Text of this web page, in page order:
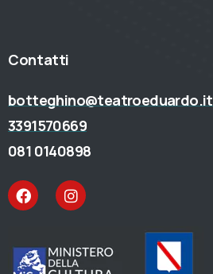
Contatti
botteghino@teatroeduardo.it
3391570669
081 0140898